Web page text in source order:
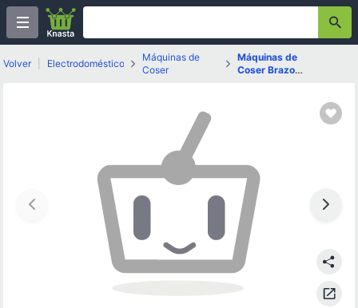
Volver Electrodomésticos
Máquinas de
Coser
Máquinas de
Coser Brazo